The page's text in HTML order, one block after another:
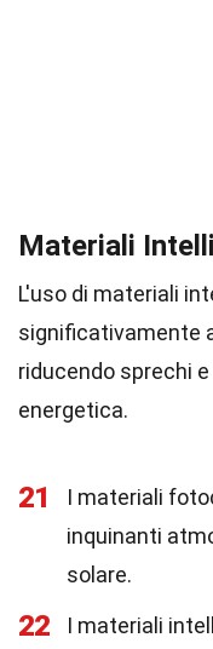
Materiali
L'uso di materiali
significativamente
riducendo sprechi
energetica.
21
I materiali
inquinanti
solare.
22
I materiali